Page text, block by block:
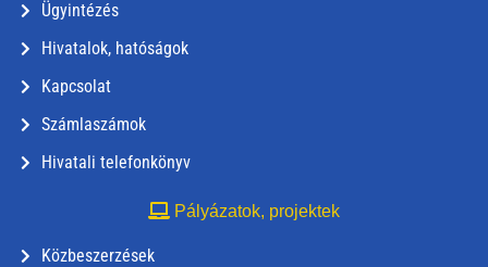
Ügyintézés
Hivatalok, hatóságok
Kapcsolat
Számlaszámok
Hivatali telefonkönyv
Pályázatok, projektek
Közbeszerzések